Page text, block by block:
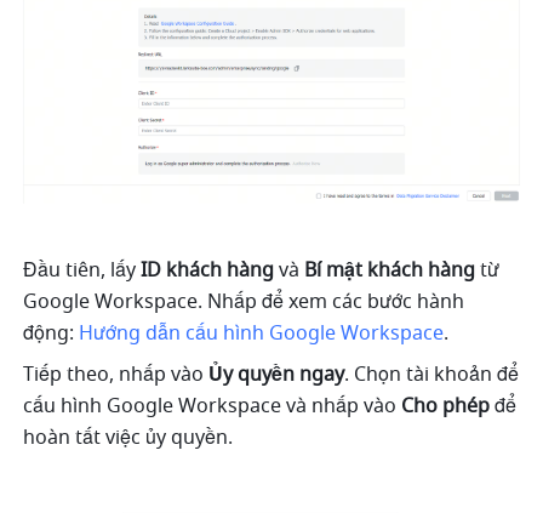
Đầu tiên, lấy ID khách hàng và Bí mật khách hàng từ
Google Workspace. Nhấp để xem các bước hành
động: Hướng dẫn cấu hình Google Workspace.
Tiếp theo, nhấp vào Ủy quyền ngay. Chọn tài khoản để
cấu hình Google Workspace và nhấp vào Cho phép để
hoàn tất việc ủy quyền.